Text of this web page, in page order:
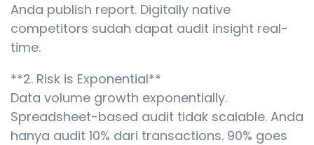
Anda publish report. Digitally native
competitors sudah dapat audit insight real-
time.
**2. Risk is Exponential**
Data volume growth exponentially.
Spreadsheet-based audit tidak scalable. Anda
hanya audit 10% dari transactions. 90% goes